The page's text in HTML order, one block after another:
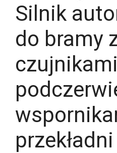
Silnik
do bramy
czujnikami
przekładni